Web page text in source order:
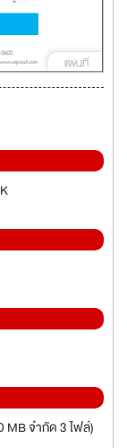
MB จำกัด 3 ไฟล์)